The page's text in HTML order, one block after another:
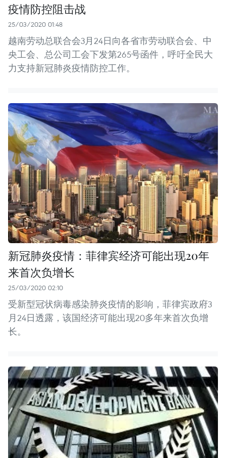
疫情防控阻击战
25/03/2020 01:48
越南劳动总联合会3月24日向各省市劳动联合会、中
央工会、总公司工会下发第265号函件，呼吁全民大
力支持新冠肺炎疫情防控工作。
新冠肺炎疫情：菲律宾经济可能出现20年
来首次负增长
25/03/2020 02:10
受新型冠状病毒感染肺炎疫情的影响，菲律宾政府3
月24日透露，该国经济可能出现20多年来首次负增
长。